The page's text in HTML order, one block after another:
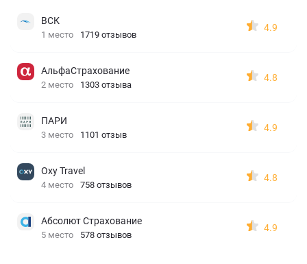
ВСК
1 место 1719 отзывов
4.9
АльфаСтрахование
2 место 1303 отзыва
4.8
ПАРИ
3 место 1101 отзыв
4.9
Oxy Travel
4 место 758 отзывов
4.8
Абсолют Страхование
5 место 578 отзывов
4.9